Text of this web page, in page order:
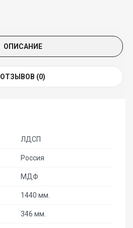
ОПИСАНИЕ
ОТЗЫВОВ (0)
ЛДСП
Россия
МДФ
1440 мм.
346 мм.